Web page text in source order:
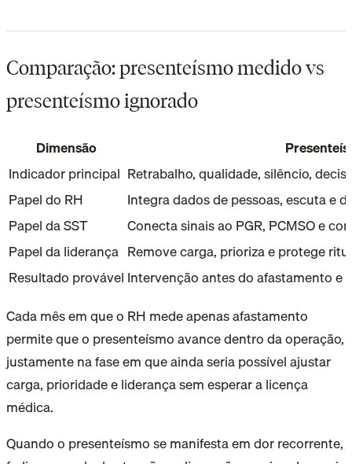
Comparação: presenteísmo medido vs
presenteísmo ignorado
Dimensão
Indicador principal Retrabalho, qualidade, silêncio,
Papel do RH
Integra dados de pessoas, escuta e
Papel da SST
Conecta sinais ao PGR, PCMSO e
Papel da liderança Remove carga, prioriza e protege
Resultado provável Intervenção antes do afastamento e
Cada mês em que o RH mede apenas afastamento
permite que o presenteísmo avance dentro da operação,
justamente na fase em que ainda seria possível ajustar
carga, prioridade e liderança sem esperar a licença
médica.
Quando o presenteísmo se manifesta em dor recorrente,